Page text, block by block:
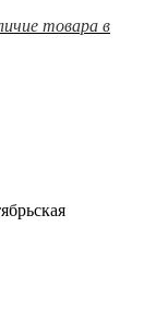
товара в